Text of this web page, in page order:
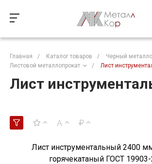
Главная / Каталог товаров / Черный
Листовой металлопрокат
/ Лист
Лист
Лист инструментальный 2400
горячекатаный ГОСТ